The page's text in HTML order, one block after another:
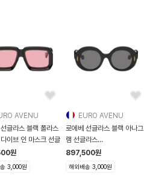
AVENU
글라스 블랙 폴라스
이브 인 마스크 선글
원
3,000원
EURO AVENU
로에베 선글라스 블랙 아나그
램 선글라스
261677M134070
897,500원
해외배송 3,000원